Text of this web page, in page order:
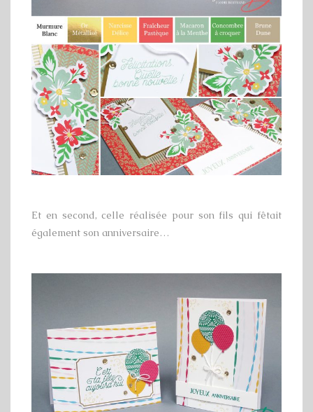
Et en second, celle réalisée pour son fils qui fêtait
également son anniversaire…